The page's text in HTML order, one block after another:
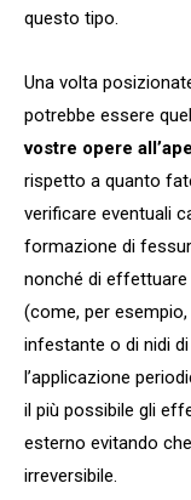
questo tipo.
Una volta
potrebbe essere
vostre opere
rispetto a quanto
verificare eventuali
formazione di
nonché di effettuare
(come, per esempio,
infestante o di nidi
l’applicazione
il più possibile gli
esterno evitando
irreversibile.